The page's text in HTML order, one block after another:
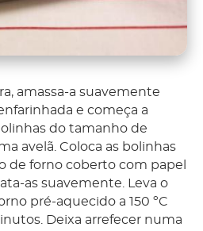
amassa-a suavemente
e começa a
do tamanho de
avelã. Coloca as bolinhas
de forno coberto com papel
as suavemente. Leva o
pré-aquecido a 150 ºC
Deixa arrefecer numa